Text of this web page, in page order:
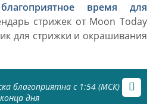
благоприятное время для
стрижек от Moon Today
для стрижки и окрашивания
благоприятна с 1:54 (МСК) до
конца дня